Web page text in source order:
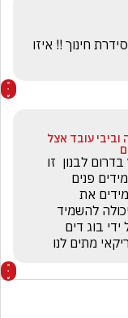
וביבי עובד אצל
מתים לנו